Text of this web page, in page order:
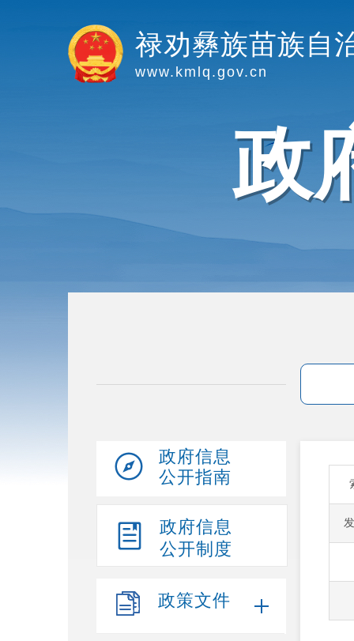
禄劝彝族苗族自
www.kmlq.gov.cn
政
政府信息
公开指南
政府信息
公开制度
政策文件